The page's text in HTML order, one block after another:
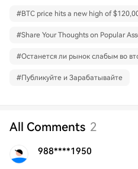
#BTC price hits a new high of
#Share Your Thoughts on Popular
#Останется ли рынок слабым во
#Публикуйте и Зарабатывайте
All Comments 2
988****1950